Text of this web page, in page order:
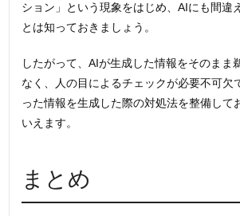
ション」という現象をはじめ、AIにも間違
とは知っておきましょう。
したがって、AIが生成した情報をそのまま
なく、人の目によるチェックが必要不可欠
った情報を生成した際の対処法を整備して
いえます。
まとめ